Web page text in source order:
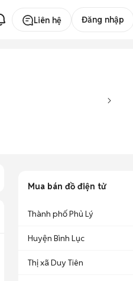
Liên hệ Đăng nhập
Mua bán đồ điện tử
Thành phố Phủ Lý
Huyện Bình Lục
Thị xã Duy Tiên